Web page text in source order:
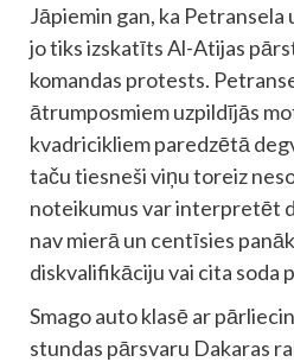
Jāpiemin gan, ka Petransela
jo tiks izskatīts Al-Atijas
komandas protests.
ātrumposmiem uzpildījās
kvadricikliem paredzētā
taču tiesneši viņu toreiz
noteikumus var interpretēt
nav mierā un centīsies
diskvalifikāciju vai cita soda
Smago auto klasē ar
stundas pārsvaru Dakaras